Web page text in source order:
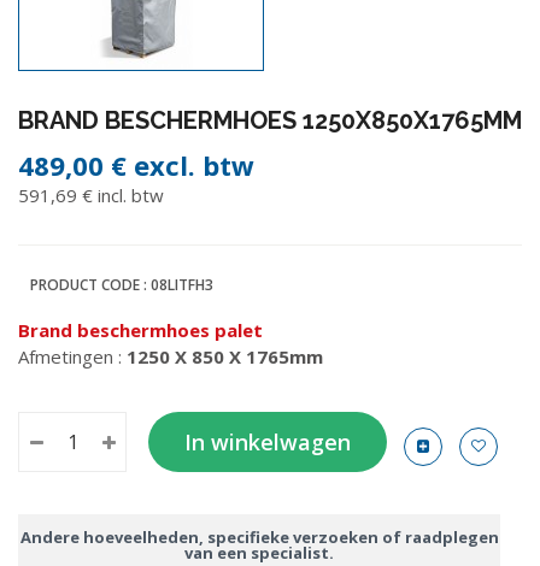
BRAND BESCHERMHOES 1250X850X1765MM
489,00 € excl. btw
591,69 € incl. btw
PRODUCT CODE : 08LITFH3
Brand beschermhoes palet
Afmetingen : 1250 X 850 X 1765mm
In winkelwagen
Andere hoeveelheden, specifieke verzoeken of raadplegen
van een specialist.